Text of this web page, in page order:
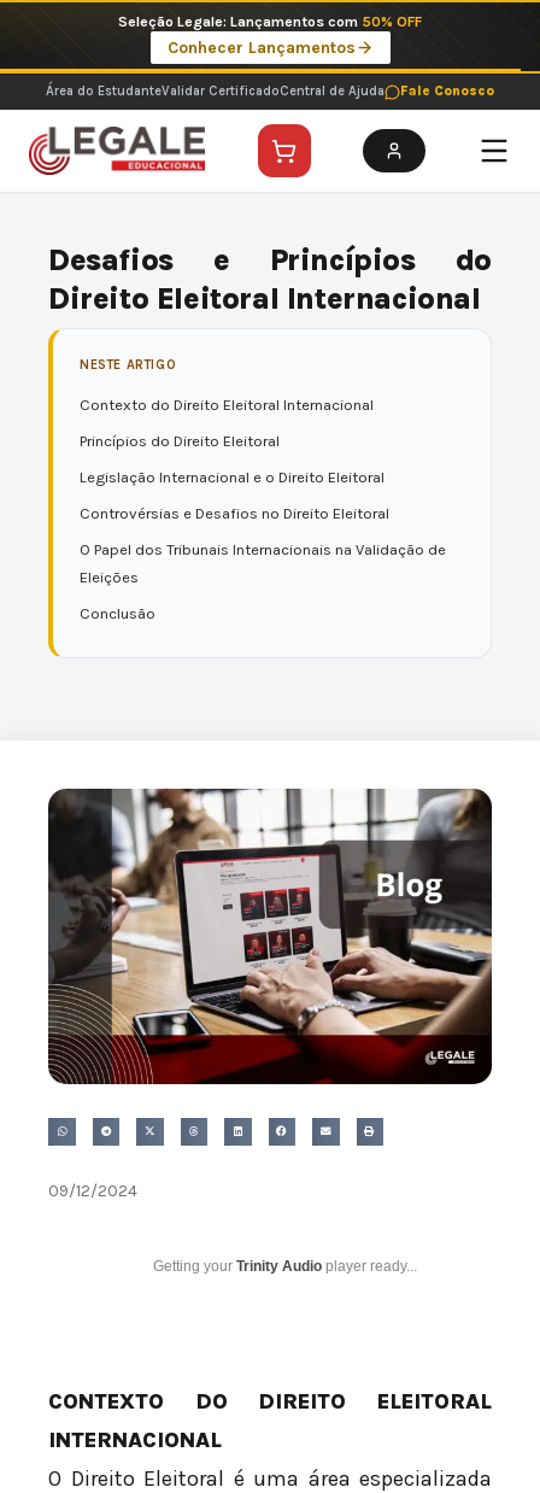
o
conteúdo
Imperdíveis no Pix: Pós Selecionadas a 199 reais no pix em parcela única
Ver ofertas
Área do EstudanteValidar CertificadoCentral de Ajuda Fale Conosco
Desafios e Princípios do
Direito Eleitoral Internacional
NESTE ARTIGO
Contexto do Direito Eleitoral Internacional
Princípios do Direito Eleitoral
Legislação Internacional e o Direito Eleitoral
Controvérsias e Desafios no Direito Eleitoral
O Papel dos Tribunais Internacionais na Validação de
Eleições
Conclusão
09/12/2024
Getting your Trinity Audio player ready...
CONTEXTO DO DIREITO ELEITORAL
INTERNACIONAL
O Direito Eleitoral é uma área especializada